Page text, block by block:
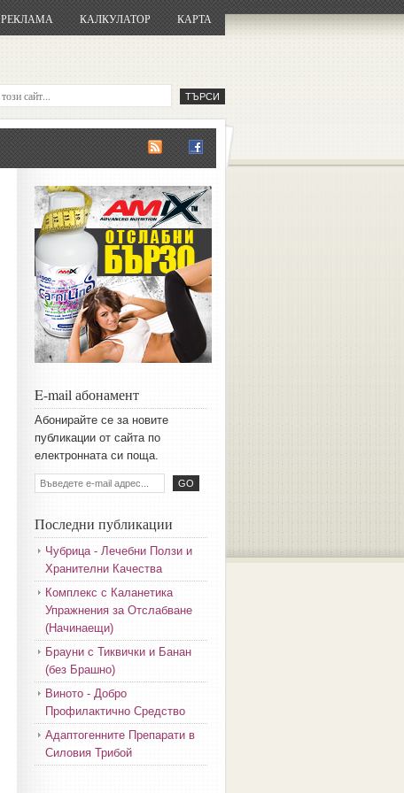
РЕКЛАМА КАЛКУЛАТОР КАРТА
E-mail абонамент
Aбoниpaйтe ce зa нoвитe
пyбликaции oт caйтa пo
eлeктpoннaтa cи пoщa.
Последни публикации
Чубрица - Лечебни Ползи и
Хранителни Качества
Комплекс с Каланетика
Упражнения за Отслабване
(Начинаещи)
Брауни с Тиквички и Банан
(без Брашно)
Виното - Добро
Профилактично Средство
Адаптогенните Препарати в
Силовия Трибой